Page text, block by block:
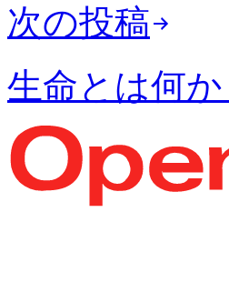
次の投稿
生命とは何